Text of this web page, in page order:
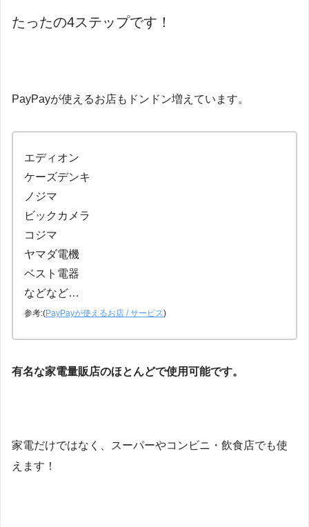
たったの4ステップです！
PayPayが使えるお店もドンドン増えています。
エディオン
ケーズデンキ
ノジマ
ビックカメラ
コジマ
ヤマダ電機
ベスト電器
などなど…
参考:(PayPayが使えるお店 / サービス)
有名な家電量販店のほとんどで使用可能です。
家電だけではなく、スーパーやコンビニ・飲食店でも使
えます！